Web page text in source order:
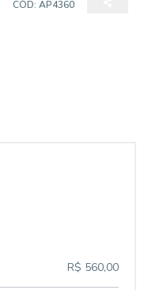
CÓD: AP4360
R$ 560,00